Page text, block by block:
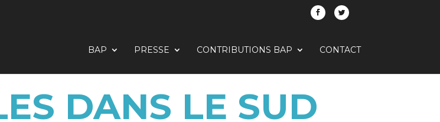
BAP PRESSE CONTRIBUTIONS BAP CONTACT
DANS LE SUD